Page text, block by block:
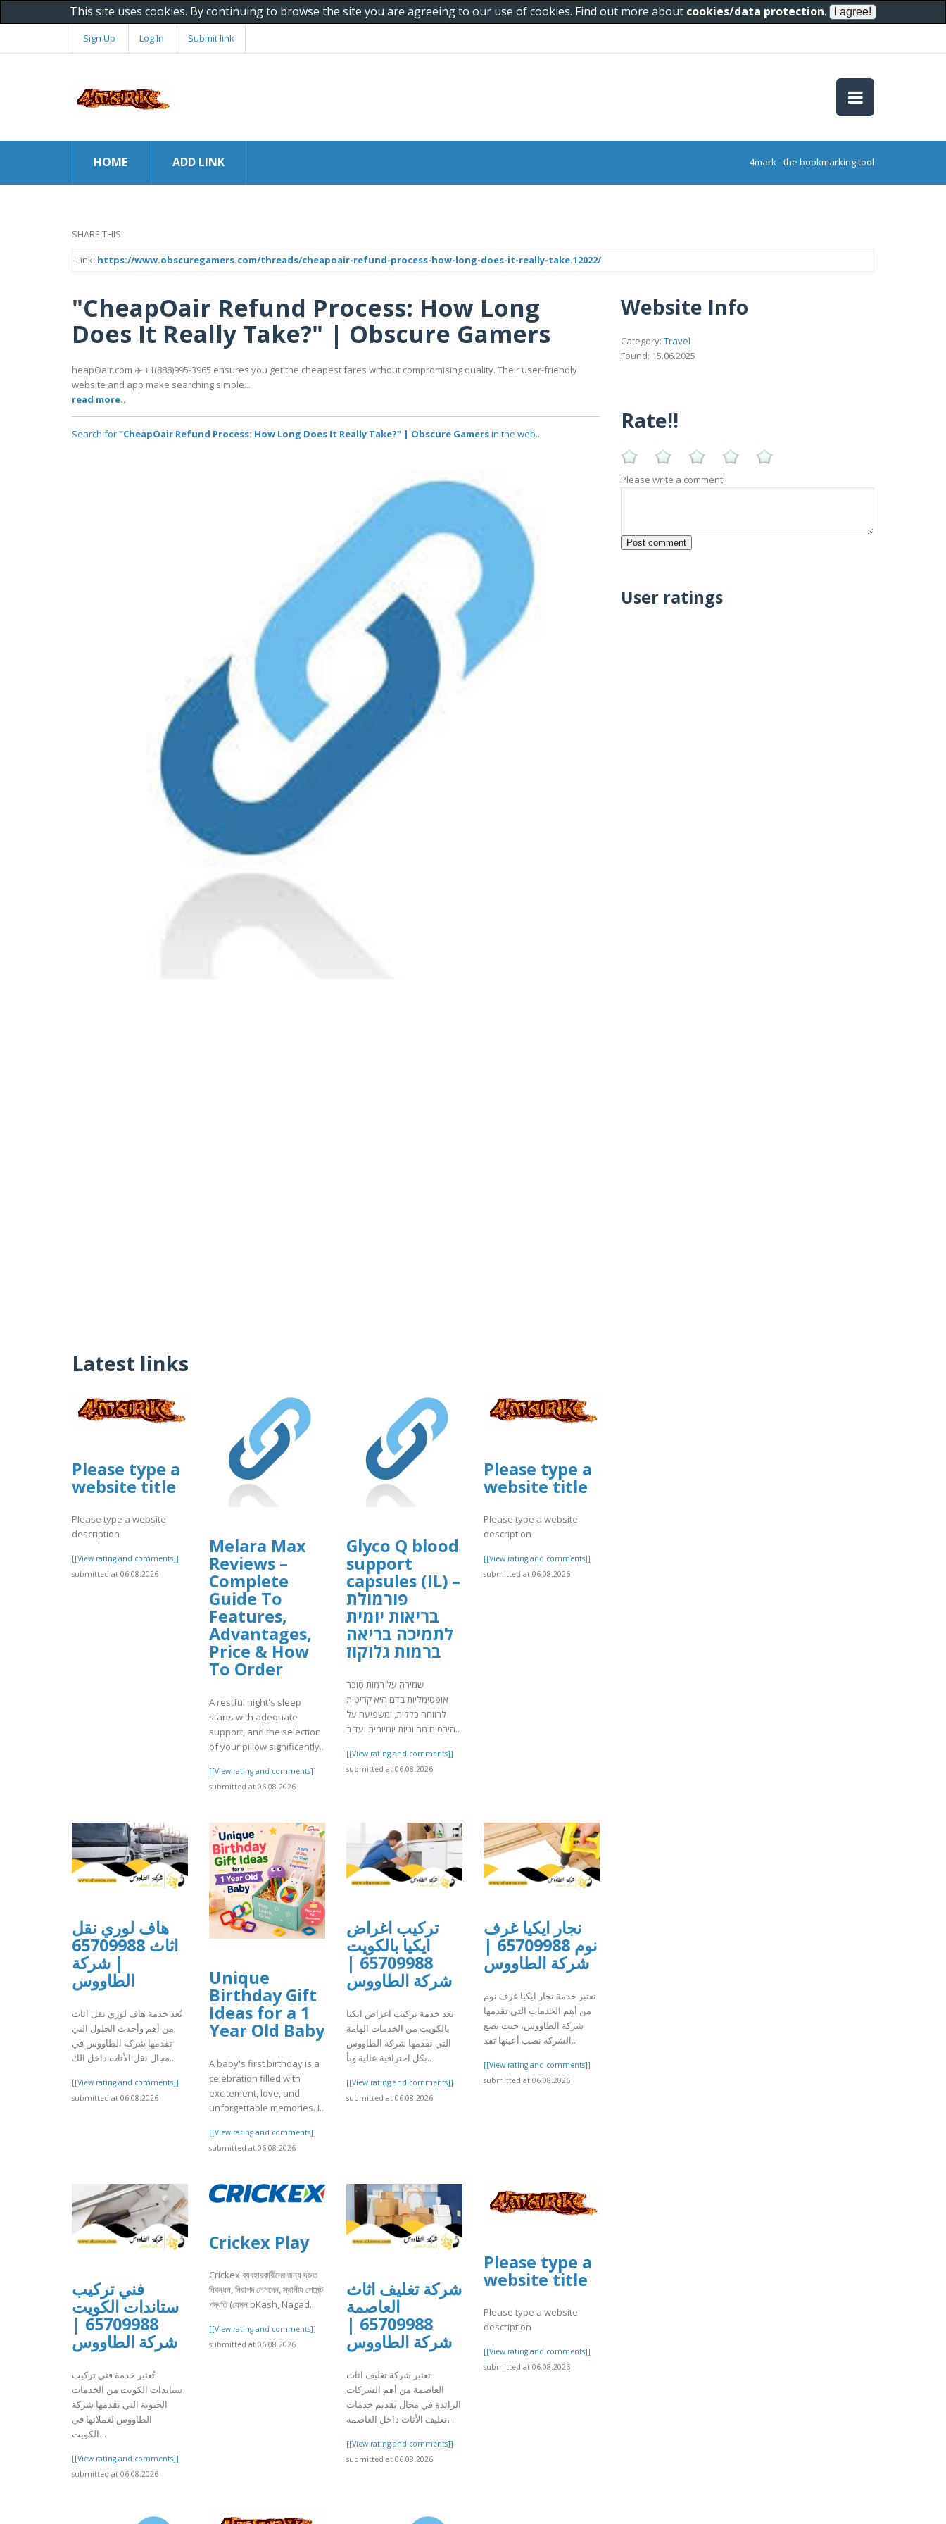
This site uses cookies. By continuing to browse the site you are agreeing to our use of cookies. Find out more about cookies/data protection.
Sign Up Log In Submit link
HOME ADD LINK 4mark - the bookmarking tool
SHARE THIS:
Link: https://www.obscuregamers.com/threads/cheapoair-refund-process-how-long-does-it-really-take.12022/
"CheapOair Refund Process: How Long
Does It Really Take?" | Obscure Gamers
heapOair.com ✈️ +1(888)995-3965 ensures you get the cheapest fares without compromising quality. Their user-friendly
website and app make searching simple...
read more..
Search for"CheapOair Refund Process: How Long Does It Really Take?" | Obscure Gamersin the web..
Latest links
Please type a
website title
Please type a website
description
[[View rating and comments]]
submitted at 06.08.2026
Melara Max
Reviews –
Complete
Guide To
Features,
Advantages,
Price & How
To Order
A restful night's sleep
starts with adequate
support, and the selection
of your pillow significantly..
[[View rating and comments]]
submitted at 06.08.2026
Glyco Q blood
support
capsules (IL) –
פורמולת
בריאות יומית
לתמיכה בריאה
ברמות גלוקוז
שמירה על רמות סוכר
אופטימליות בדם היא קריטית
לרווחה כללית, ומשפיעה על
היבטים מחיוניות יומיומית ועד ב..
[[View rating and comments]]
submitted at 06.08.2026
Please type a
website title
Please type a website
description
[[View rating and comments]]
submitted at 06.08.2026
هاف لوري نقل
اثاث 65709988
| شركة
الطاووس
تُعد خدمة هاف لوري نقل اثاث
من أهم وأحدث الحلول التي
تقدمها شركة الطاووس في
مجال نقل الأثاث داخل الك..
[[View rating and comments]]
submitted at 06.08.2026
Unique
Birthday Gift
Ideas for a 1
Year Old Baby
A baby's first birthday is a
celebration filled with
excitement, love, and
unforgettable memories. I..
[[View rating and comments]]
submitted at 06.08.2026
تركيب اغراض
ايكيا بالكويت
65709988 |
شركة الطاووس
تعد خدمة تركيب اغراض ايكيا
بالكويت من الخدمات الهامة
التي تقدمها شركة الطاووس
بكل احترافية عالية وبأ..
[[View rating and comments]]
submitted at 06.08.2026
نجار ايكيا غرف
نوم 65709988 |
شركة الطاووس
تعتبر خدمة نجار ايكيا غرف نوم
من أهم الخدمات التي تقدمها
شركة الطاووس، حيث تضع
الشركة نصب أعينها تقد..
[[View rating and comments]]
submitted at 06.08.2026
فني تركيب
ستاندات الكويت
65709988 |
شركة الطاووس
تُعتبر خدمة فني تركيب
ستاندات الكويت من الخدمات
الحيوية التي تقدمها شركة
الطاووس لعملائها في
الكويت،..
[[View rating and comments]]
submitted at 06.08.2026
Crickex Play
Crickex ব্যবহারকারীদের জন্য দ্রুত
নিবন্ধন, নিরাপদ লেনদেন, স্থানীয় পেমেন্ট
পদ্ধতি (যেমন bKash, Nagad..
[[View rating and comments]]
submitted at 06.08.2026
شركة تغليف اثاث
العاصمة
65709988 |
شركة الطاووس
تعتبر شركة تغليف اثاث
العاصمة من أهم الشركات
الرائدة في مجال تقديم خدمات
تغليف الأثاث داخل العاصمة، ..
[[View rating and comments]]
submitted at 06.08.2026
Please type a
website title
Please type a website
description
[[View rating and comments]]
submitted at 06.08.2026
Website Info
Category: Travel
Found: 15.06.2025
Rate!!
Please write a comment:
User ratings